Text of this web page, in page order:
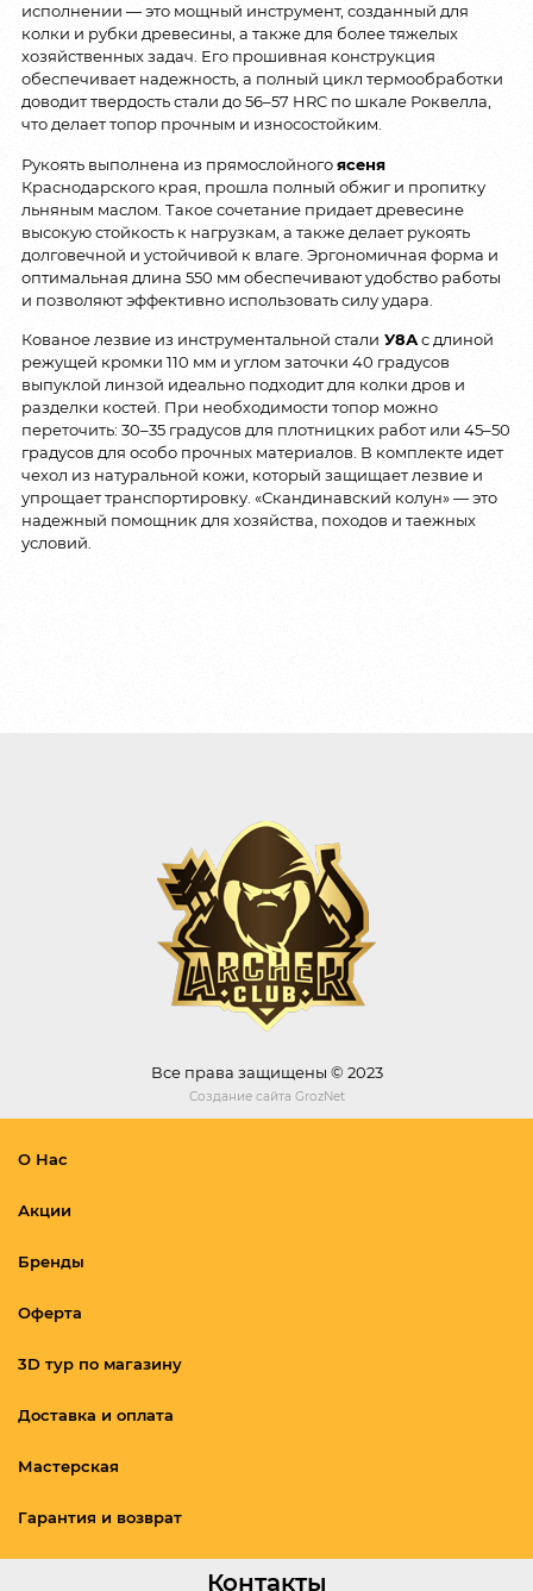
исполнении — это мощный инструмент, созданный для
колки и рубки древесины, а также для более тяжелых
хозяйственных задач. Его прошивная конструкция
обеспечивает надежность, а полный цикл термообработки
доводит твердость стали до 56–57 HRC по шкале Роквелла,
что делает топор прочным и износостойким.
Рукоять выполнена из прямослойногоясеня
Краснодарского края, прошла полный обжиг и пропитку
льняным маслом. Такое сочетание придает древесине
высокую стойкость к нагрузкам, а также делает рукоять
долговечной и устойчивой к влаге. Эргономичная форма и
оптимальная длина 550 мм обеспечивают удобство работы
и позволяют эффективно использовать силу удара.
Кованое лезвие из инструментальной стали У8Ас длиной
режущей кромки 110 мм и углом заточки 40 градусов
выпуклой линзой идеально подходит для колки дров и
разделки костей. При необходимости топор можно
переточить: 30–35 градусов для плотницких работ или 45–50
градусов для особо прочных материалов. В комплекте идет
чехол из натуральной кожи, который защищает лезвие и
упрощает транспортировку. «Скандинавский колун» — это
надежный помощник для хозяйства, походов и таежных
условий.
Все права защищены © 2023
Создание сайта GrozNet
О Нас
Акции
Бренды
Оферта
3D тур по магазину
Доставка и оплата
Мастерская
Гарантия и возврат
Контакты